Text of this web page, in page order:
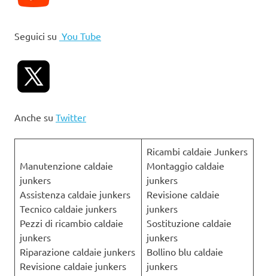
Seguici su You Tube
Anche su Twitter
Manutenzione caldaie
junkers
Assistenza caldaie junkers
Tecnico caldaie junkers
Pezzi di ricambio caldaie
junkers
Riparazione caldaie junkers
Revisione caldaie junkers
Ricambi caldaie Junkers
Montaggio caldaie
junkers
Revisione caldaie
junkers
Sostituzione caldaie
junkers
Bollino blu caldaie
junkers